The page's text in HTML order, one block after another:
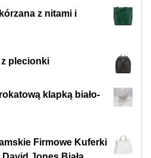
z nitami i
plecionki
klapką biało-
Firmowe Kuferki